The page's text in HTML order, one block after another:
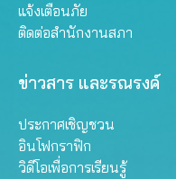
แจ้งเตือนภัย
ติดต่อสำนักงานสภา
ข่าวสาร และรณรงค์
ประกาศเชิญชวน
อินโฟกราฟิก
วิดีโอเพื่อการเรียนรู้